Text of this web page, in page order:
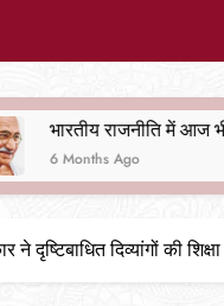
दृष्टिबाधित दिव्यांगों की